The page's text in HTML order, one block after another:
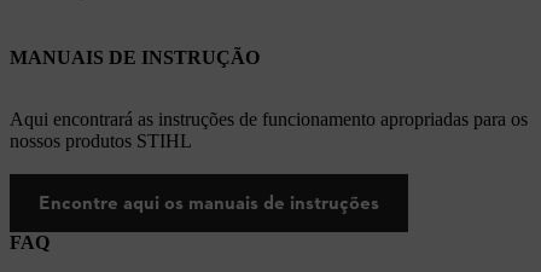
MANUAIS DE INSTRUÇÃO
Aqui encontrará as instruções de funcionamento apropriadas para os
nossos produtos STIHL
Encontre aqui os manuais de instruções
FAQ